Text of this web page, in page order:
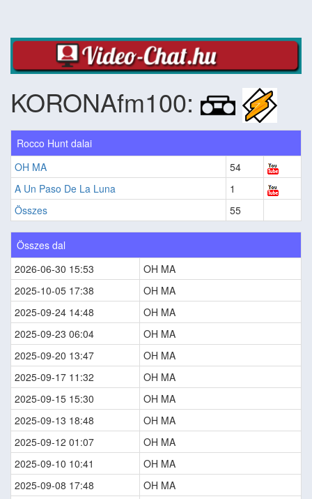
KORONAfm100:
Rocco Hunt dalai
OH MA
54
A Un Paso De La Luna
1
Összes
55
Összes dal
2026-06-30 15:53
OH MA
2025-10-05 17:38
OH MA
2025-09-24 14:48
OH MA
2025-09-23 06:04
OH MA
2025-09-20 13:47
OH MA
2025-09-17 11:32
OH MA
2025-09-15 15:30
OH MA
2025-09-13 18:48
OH MA
2025-09-12 01:07
OH MA
2025-09-10 10:41
OH MA
2025-09-08 17:48
OH MA